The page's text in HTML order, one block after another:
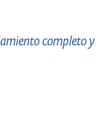
completo y